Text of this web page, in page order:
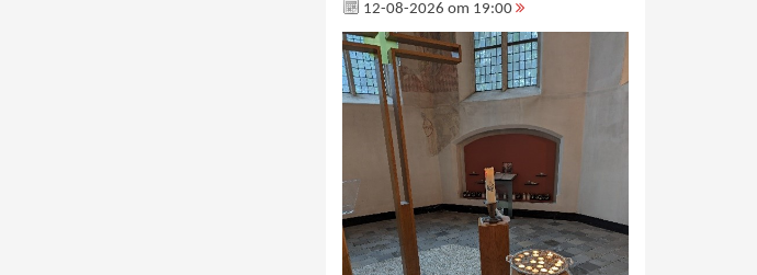
12-08-2026 om 19:00